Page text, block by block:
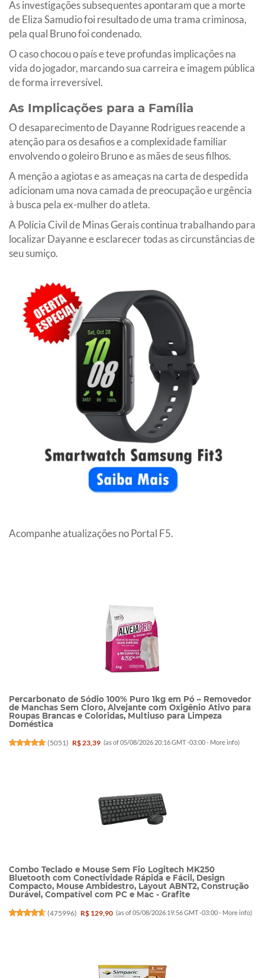
As investigações subsequentes apontaram que a morte
de Eliza Samudio foi resultado de uma trama criminosa,
pela qual Bruno foi condenado.
O caso chocou o país e teve profundas implicações na
vida do jogador, marcando sua carreira e imagem pública
de forma irreversível.
As Implicações para a Família
O desaparecimento de Dayanne Rodrigues reacende a
atenção para os desafios e a complexidade familiar
envolvendo o goleiro Bruno e as mães de seus filhos.
A menção a agiotas e as ameaças na carta de despedida
adicionam uma nova camada de preocupação e urgência
à busca pela ex-mulher do atleta.
A Polícia Civil de Minas Gerais continua trabalhando para
localizar Dayanne e esclarecer todas as circunstâncias de
seu sumiço.
Acompanhe atualizações no Portal F5.
Percarbonato de Sódio 100% Puro 1kg em Pó – Removedor
de Manchas Sem Cloro, Alvejante com Oxigênio Ativo para
Roupas Brancas e Coloridas, Multiuso para Limpeza
Doméstica
(5051) R$ 23,39 (as of 05/08/2026 20:16 GMT -03:00 - More info)
Combo Teclado e Mouse Sem Fio Logitech MK250
Bluetooth com Conectividade Rápida e Fácil, Design
Compacto, Mouse Ambidestro, Layout ABNT2, Construção
Durável, Compatível com PC e Mac - Grafite
(475996) R$ 129,90 (as of 05/08/2026 19:56 GMT -03:00 - More info)